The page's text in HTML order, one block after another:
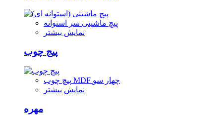
پیچ ماشینی سر استوانه
نمایش بیشتر
پیج چوب
پیچ چوب MDF چهار سو
نمایش بیشتر
مهره